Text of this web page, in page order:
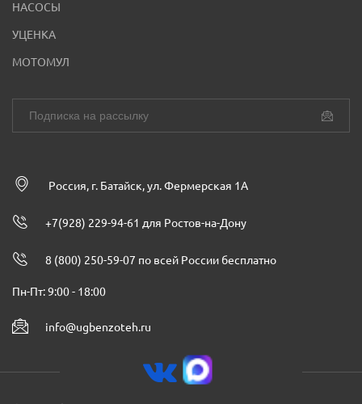
НАСОСЫ
УЦЕНКА
МОТОМУЛ
Россия, г. Батайск, ул. Фермерская 1А
+7(928) 229-94-61 для Ростов-на-Дону
8 (800) 250-59-07 по всей России бесплатно
Пн-Пт: 9:00 - 18:00
info@ugbenzoteh.ru